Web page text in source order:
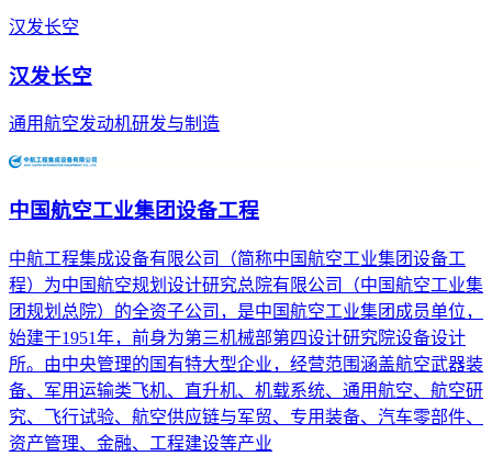
汉发长空
汉发长空
通用航空发动机研发与制造
中国航空工业集团设备工程
中航工程集成设备有限公司（简称中国航空工业集团设备工
程）为中国航空规划设计研究总院有限公司（中国航空工业集
团规划总院）的全资子公司，是中国航空工业集团成员单位，
始建于1951年，前身为第三机械部第四设计研究院设备设计
所。由中央管理的国有特大型企业，经营范围涵盖航空武器装
备、军用运输类飞机、直升机、机载系统、通用航空、航空研
究、飞行试验、航空供应链与军贸、专用装备、汽车零部件、
资产管理、金融、工程建设等产业